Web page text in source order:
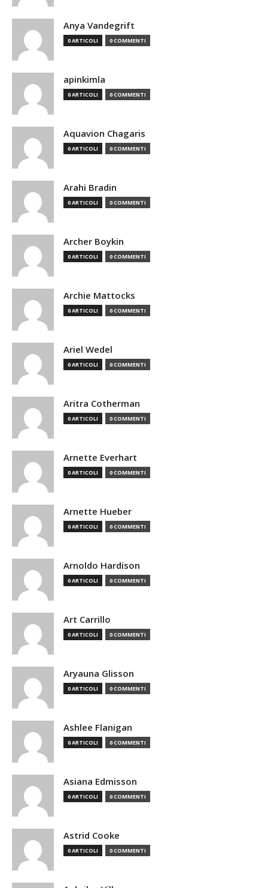
Anya Vandegrift
0 ARTICOLI 0 COMMENTI
apinkimla
0 ARTICOLI 0 COMMENTI
Aquavion Chagaris
0 ARTICOLI 0 COMMENTI
Arahi Bradin
0 ARTICOLI 0 COMMENTI
Archer Boykin
0 ARTICOLI 0 COMMENTI
Archie Mattocks
0 ARTICOLI 0 COMMENTI
Ariel Wedel
0 ARTICOLI 0 COMMENTI
Aritra Cotherman
0 ARTICOLI 0 COMMENTI
Arnette Everhart
0 ARTICOLI 0 COMMENTI
Arnette Hueber
0 ARTICOLI 0 COMMENTI
Arnoldo Hardison
0 ARTICOLI 0 COMMENTI
Art Carrillo
0 ARTICOLI 0 COMMENTI
Aryauna Glisson
0 ARTICOLI 0 COMMENTI
Ashlee Flanigan
0 ARTICOLI 0 COMMENTI
Asiana Edmisson
0 ARTICOLI 0 COMMENTI
Astrid Cooke
0 ARTICOLI 0 COMMENTI